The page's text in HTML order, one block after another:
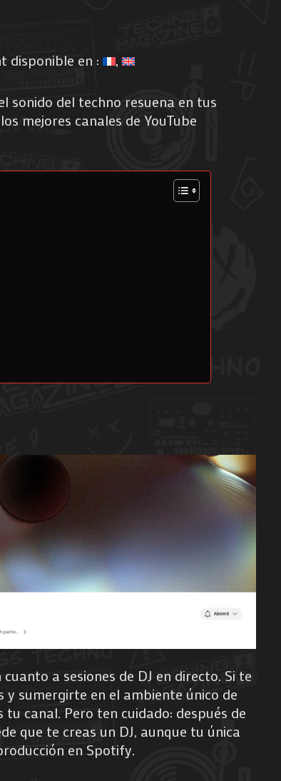
disponible en :
sonido del techno resuena en tus
mejores canales de YouTube
a sesiones de DJ en directo. Si te
sumergirte en el ambiente único de
canal. Pero ten cuidado: después de
que te creas un DJ, aunque tu única
en Spotify.